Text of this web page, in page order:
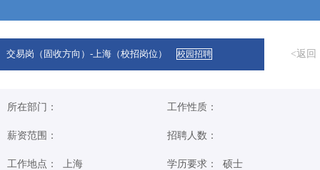
交易岗（固收方向）-上海（校招岗位） 校园招聘 <返回
所在部门：
薪资范围：
工作地点： 上海
工作性质：
招聘人数：
学历要求： 硕士